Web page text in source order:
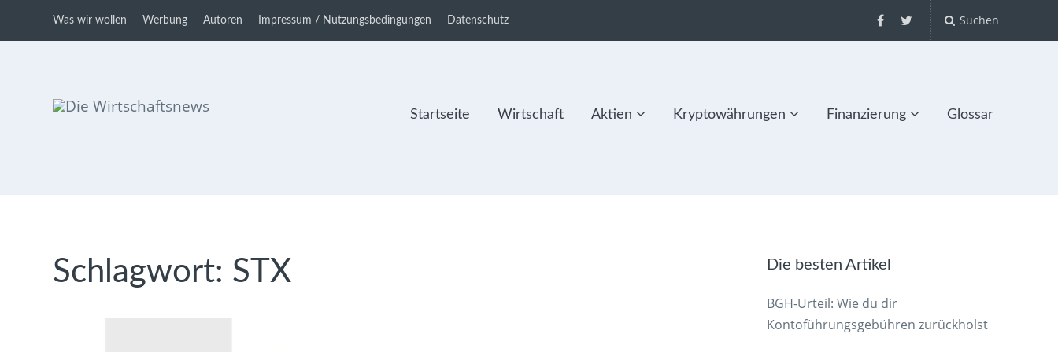
Was wir wollen Werbung Autoren Impressum / Nutzungsbedingungen Datenschutz Suchen
Startseite Wirtschaft Aktien Kryptowährungen Finanzierung Glossar
Schlagwort: STX Die besten Artikel
BGH-Urteil: Wie du dir
Kontoführungsgebühren zurückholst